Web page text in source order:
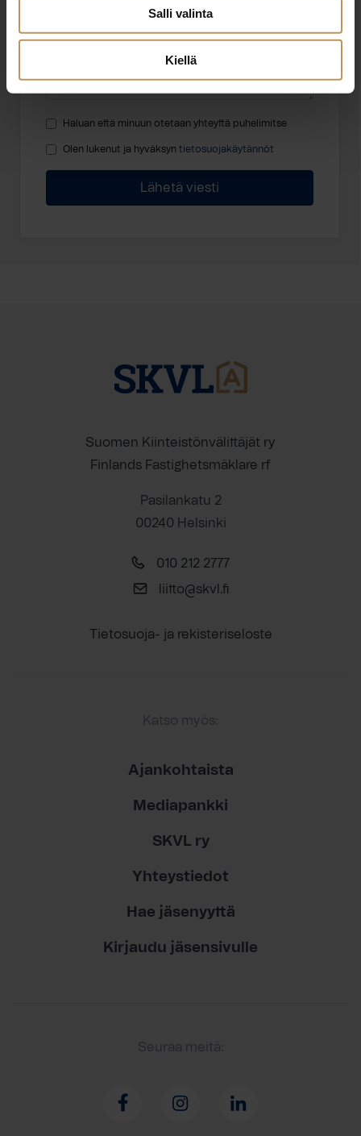
Salli valinta
Kiellä
Haluan että minuun otetaan yhteyttä puhelimitse
Olen lukenut ja hyväksyn tietosuojakäytännöt
Suomen Kiinteistönvälittäjät ry
Finlands Fastighetsmäklare rf
Pasilankatu 2
00240 Helsinki
010 212 2777
liitto@skvl.fi
Tietosuoja- ja rekisteriseloste
Katso myös:
Ajankohtaista
Mediapankki
SKVL ry
Yhteystiedot
Hae jäsenyyttä
Kirjaudu jäsensivulle
Seuraa meitä: